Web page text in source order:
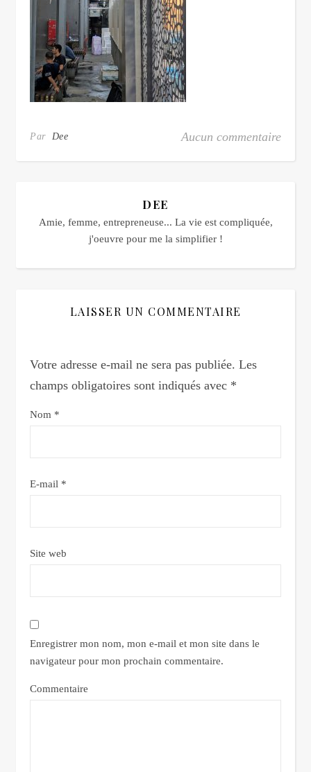
Par Dee Aucun commentaire
DEE
Amie, femme, entrepreneuse... La vie est compliquée,
j'oeuvre pour me la simplifier !
LAISSER UN COMMENTAIRE
Votre adresse e-mail ne sera pas publiée. Les
champs obligatoires sont indiqués avec *
Nom *
E-mail *
Site web
Enregistrer mon nom, mon e-mail et mon site dans le
navigateur pour mon prochain commentaire.
Commentaire